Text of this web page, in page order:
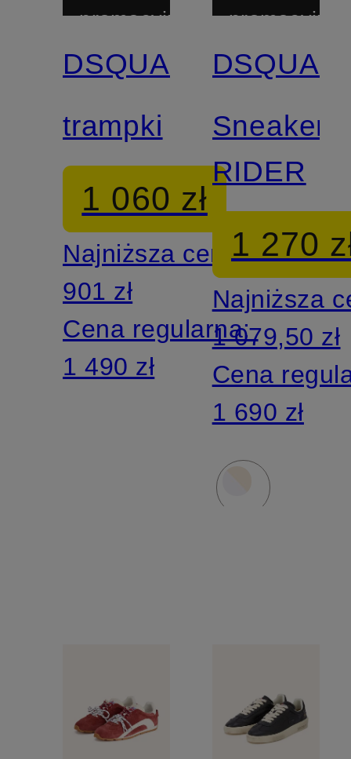
promocyjny
DSQUARED2
trampki
1 060 zł
Najniższa cena:
901 zł
Cena regularna:
1 490 zł
promocyjny
Sneaker
RIDER
1 270
Najniższa
1 079,50 zł
Cena
1 690 zł